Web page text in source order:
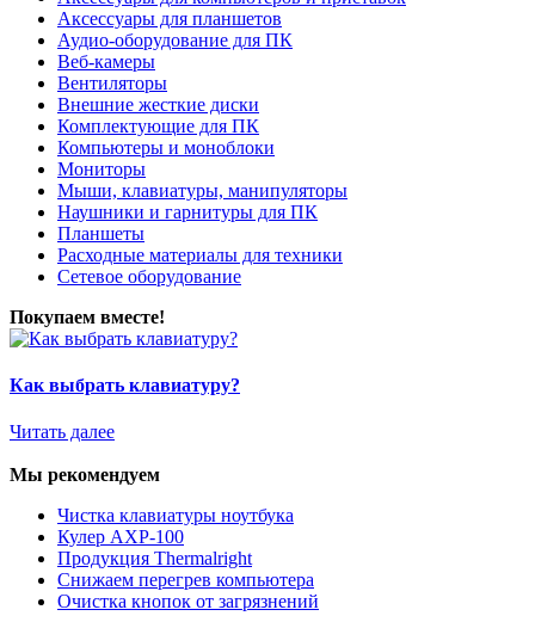
Аксессуары для планшетов
Аудио-оборудование для ПК
Веб-камеры
Вентиляторы
Внешние жесткие диски
Комплектующие для ПК
Компьютеры и моноблоки
Мониторы
Мыши, клавиатуры, манипуляторы
Наушники и гарнитуры для ПК
Планшеты
Расходные материалы для техники
Сетевое оборудование
Покупаем вместе!
Как выбрать клавиатуру?
Читать далее
Мы рекомендуем
Чистка клавиатуры ноутбука
Кулер AXP-100
Продукция Thermalright
Снижаем перегрев компьютера
Очистка кнопок от загрязнений